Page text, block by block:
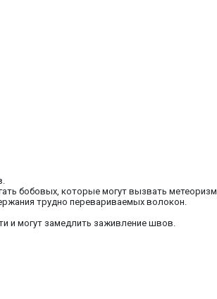
бобовых, которые могут вызвать метеоризм.
трудно перевариваемых волокон.
и могут замедлить заживление швов.